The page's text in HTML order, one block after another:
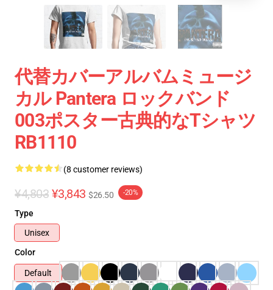
代替カバーアルバムミュージ
カル Pantera ロックバンド
003ポスター古典的なTシャツ
RB1110
(8 customer reviews)
¥4,803 ¥3,843 $26.50 -20%
Type
Unisex
Color
Default